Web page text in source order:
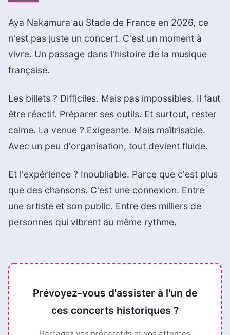
Aya Nakamura au Stade de France en 2026, ce
n'est pas juste un concert. C'est un moment à
vivre. Un passage dans l'histoire de la musique
française.
Les billets ? Difficiles. Mais pas impossibles. Il faut
être réactif. Préparer ses outils. Et surtout, rester
calme. La venue ? Exigeante. Mais maîtrisable.
Avec un peu d'organisation, tout devient fluide.
Et l'expérience ? Inoubliable. Parce que c'est plus
que des chansons. C'est une connexion. Entre
une artiste et son public. Entre des milliers de
personnes qui vibrent au même rythme.
Prévoyez-vous d'assister à l'un de
ces concerts historiques ?